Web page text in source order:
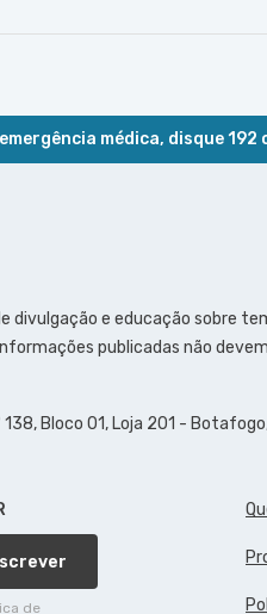
emergência médica, disque
divulgação e educação sobre
publicadas não
138, Bloco 01, Loja 201 -
de